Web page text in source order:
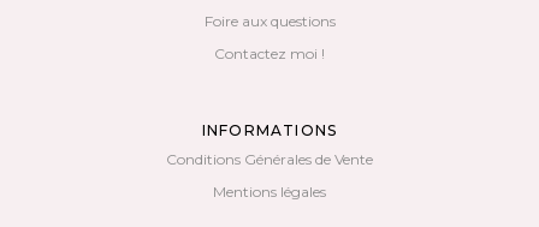
Foire aux questions
Contactez moi !
INFORMATIONS
Conditions Générales de Vente
Mentions légales